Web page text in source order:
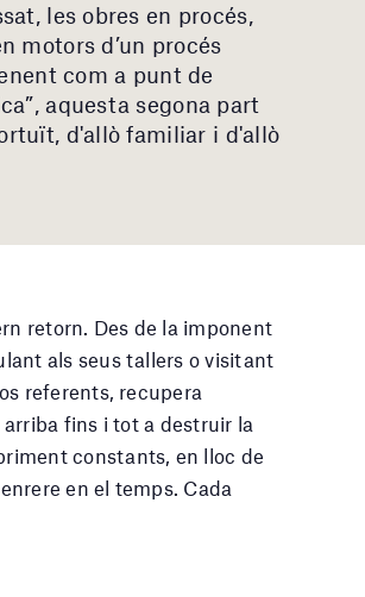
les obres en procés,
motors d’un procés
com a punt de
aquesta segona part
d'allò familiar i d'allò
retorn. Des de la imponent
als seus tallers o visitant
referents, recupera
fins i tot a destruir la
constants, en lloc de
en el temps. Cada